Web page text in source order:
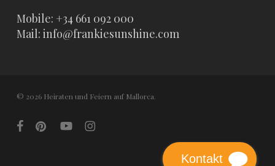
Mobile: +34 661 092 000
Mail: info@frankiesunshine.com
© 2026 Heiraten und Feiern auf Mallorca.
facebookpinterestyoutubeinstagram
Kontakt